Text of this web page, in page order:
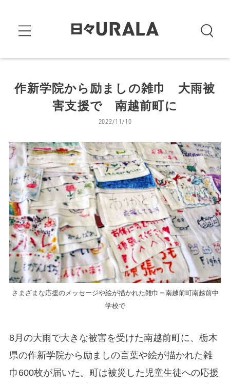
作新学院から励ましの雑巾 大雨被
害支援で 南越前町に
2022/11/10
さまざまな応援のメッセージや絵が描かれた雑巾＝南越前町南越前中
学校で
8月の大雨で大きな被害を受けた南越前町に、栃木
県の作新学院から励ましの言葉や絵が描かれた雑
巾600枚が届いた。町は被災した児童生徒への応援